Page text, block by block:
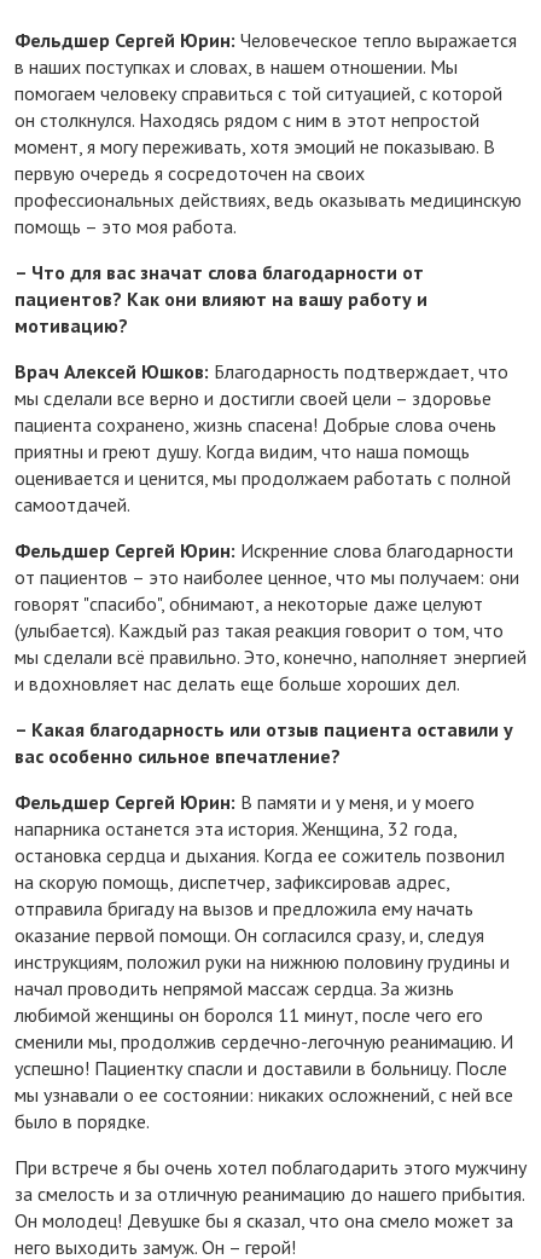
Фельдшер Сергей Юрин: Человеческое тепло выражается
в наших поступках и словах, в нашем отношении. Мы
помогаем человеку справиться с той ситуацией, с которой
он столкнулся. Находясь рядом с ним в этот непростой
момент, я могу переживать, хотя эмоций не показываю. В
первую очередь я сосредоточен на своих
профессиональных действиях, ведь оказывать медицинскую
помощь – это моя работа.
– Что для вас значат слова благодарности от
пациентов? Как они влияют на вашу работу и
мотивацию?
Врач Алексей Юшков: Благодарность подтверждает, что
мы сделали все верно и достигли своей цели – здоровье
пациента сохранено, жизнь спасена! Добрые слова очень
приятны и греют душу. Когда видим, что наша помощь
оценивается и ценится, мы продолжаем работать с полной
самоотдачей.
Фельдшер Сергей Юрин: Искренние слова благодарности
от пациентов – это наиболее ценное, что мы получаем: они
говорят "спасибо", обнимают, а некоторые даже целуют
(улыбается). Каждый раз такая реакция говорит о том, что
мы сделали всё правильно. Это, конечно, наполняет энергией
и вдохновляет нас делать еще больше хороших дел.
– Какая благодарность или отзыв пациента оставили у
вас особенно сильное впечатление?
Фельдшер Сергей Юрин: В памяти и у меня, и у моего
напарника останется эта история. Женщина, 32 года,
остановка сердца и дыхания. Когда ее сожитель позвонил
на скорую помощь, диспетчер, зафиксировав адрес,
отправила бригаду на вызов и предложила ему начать
оказание первой помощи. Он согласился сразу, и, следуя
инструкциям, положил руки на нижнюю половину грудины и
начал проводить непрямой массаж сердца. За жизнь
любимой женщины он боролся 11 минут, после чего его
сменили мы, продолжив сердечно-легочную реанимацию. И
успешно! Пациентку спасли и доставили в больницу. После
мы узнавали о ее состоянии: никаких осложнений, с ней все
было в порядке.
При встрече я бы очень хотел поблагодарить этого мужчину
за смелость и за отличную реанимацию до нашего прибытия.
Он молодец! Девушке бы я сказал, что она смело может за
него выходить замуж. Он – герой!